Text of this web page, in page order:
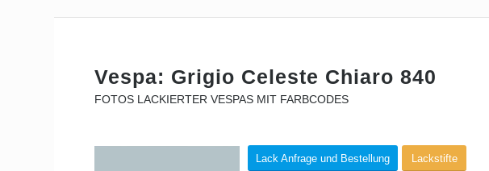
Vespa: Grigio Celeste Chiaro 840
FOTOS LACKIERTER VESPAS MIT FARBCODES
Lack Anfrage und Bestellung Lackstifte